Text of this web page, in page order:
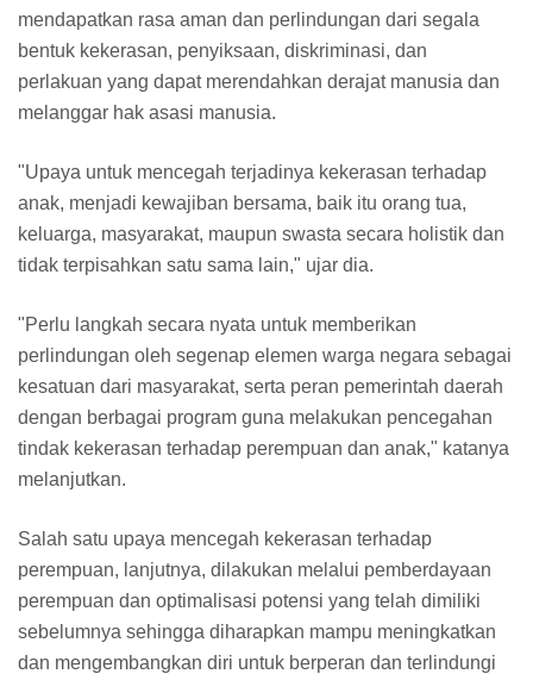
mendapatkan rasa aman dan perlindungan dari segala
bentuk kekerasan, penyiksaan, diskriminasi, dan
perlakuan yang dapat merendahkan derajat manusia dan
melanggar hak asasi manusia.
"Upaya untuk mencegah terjadinya kekerasan terhadap
anak, menjadi kewajiban bersama, baik itu orang tua,
keluarga, masyarakat, maupun swasta secara holistik dan
tidak terpisahkan satu sama lain," ujar dia.
"Perlu langkah secara nyata untuk memberikan
perlindungan oleh segenap elemen warga negara sebagai
kesatuan dari masyarakat, serta peran pemerintah daerah
dengan berbagai program guna melakukan pencegahan
tindak kekerasan terhadap perempuan dan anak," katanya
melanjutkan.
Salah satu upaya mencegah kekerasan terhadap
perempuan, lanjutnya, dilakukan melalui pemberdayaan
perempuan dan optimalisasi potensi yang telah dimiliki
sebelumnya sehingga diharapkan mampu meningkatkan
dan mengembangkan diri untuk berperan dan terlindungi